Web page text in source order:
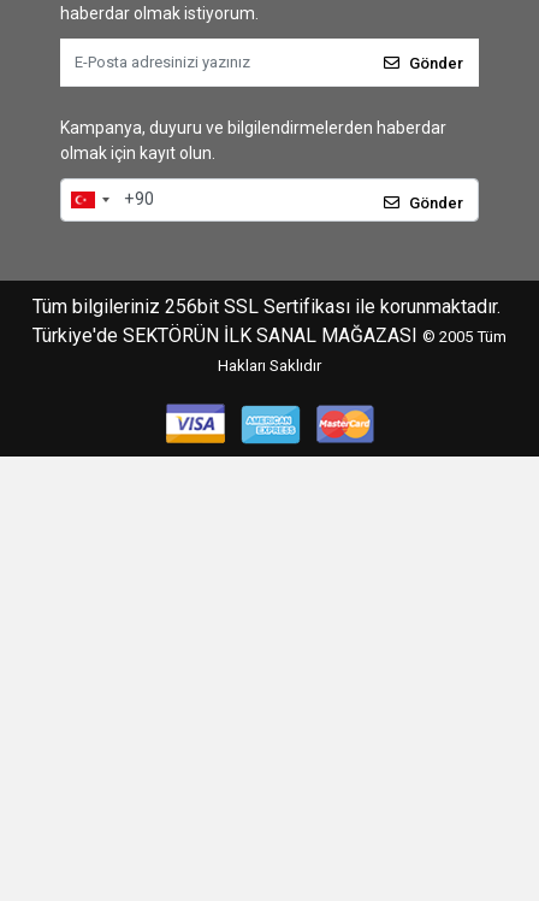
haberdar olmak istiyorum.
Gönder
Kampanya, duyuru ve bilgilendirmelerden haberdar
olmak için kayıt olun.
Gönder
Tüm bilgileriniz 256bit SSL Sertifikası ile korunmaktadır.
Türkiye'de SEKTÖRÜN İLK SANAL MAĞAZASI © 2005 Tüm
Hakları Saklıdır